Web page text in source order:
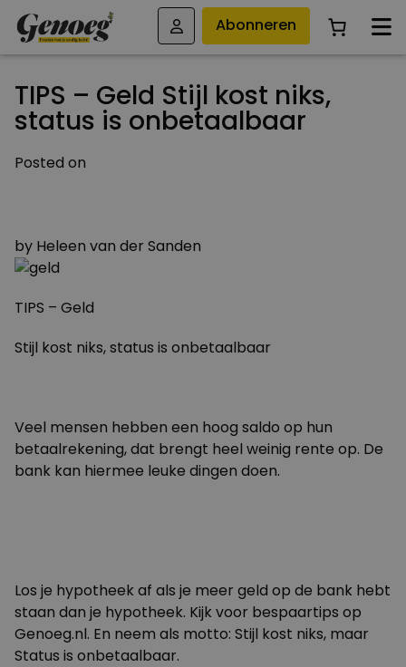
Abonneren
TIPS – Geld Stijl kost niks,
status is onbetaalbaar
Posted on
by Heleen van der Sanden
TIPS – Geld
Stijl kost niks, status is onbetaalbaar
Veel mensen hebben een hoog saldo op hun
betaalrekening, dat brengt heel weinig rente op. De
bank kan hiermee leuke dingen doen.
Los je hypotheek af als je meer geld op de bank hebt
staan dan je hypotheek. Kijk voor bespaartips op
Genoeg.nl. En neem als motto: Stijl kost niks, maar
Status is onbetaalbaar.